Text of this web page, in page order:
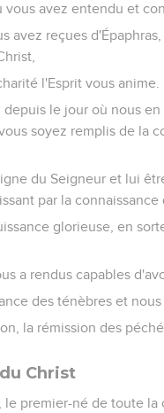
vous avez entendu et
avez reçues
l'Esprit vous anime.
le jour où nous
soyez remplis de la
du Seigneur et lui
par la connaissance
glorieuse, en
a rendus capables
des ténèbres et
la rémission des
Christ
premier-né de toute la